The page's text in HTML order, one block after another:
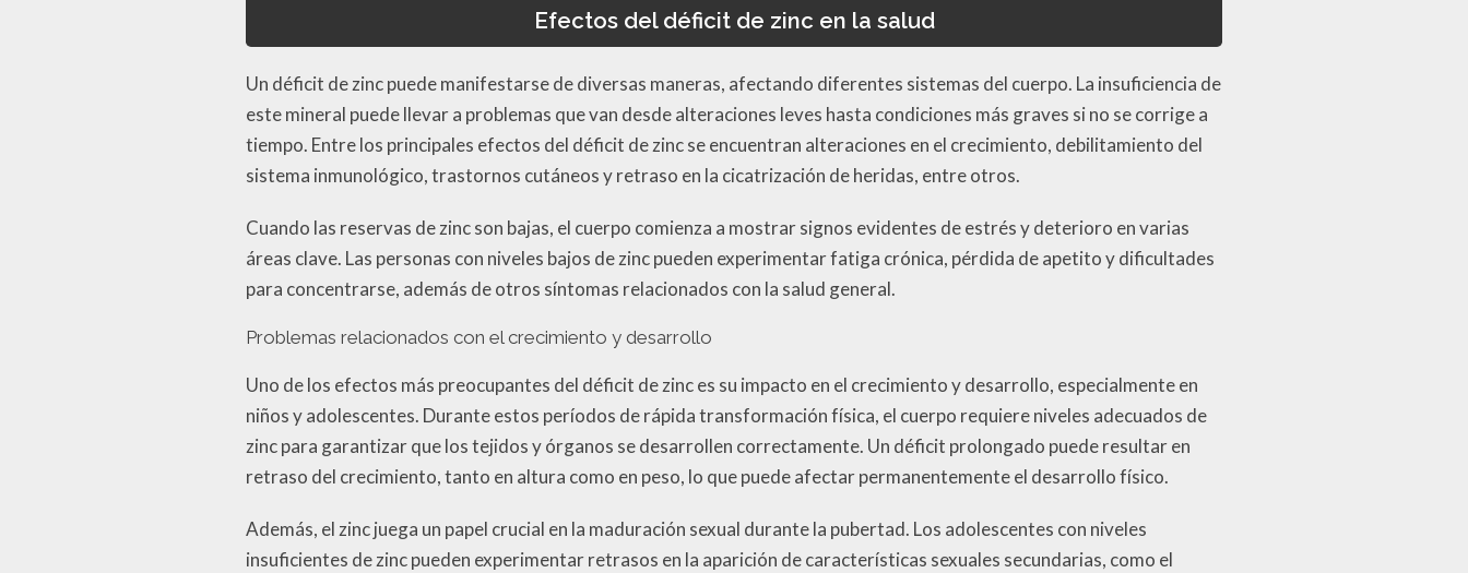
Efectos del déficit de zinc en la salud
Un déficit de zinc puede manifestarse de diversas maneras, afectando diferentes sistemas del cuerpo. La insuficiencia de
este mineral puede llevar a problemas que van desde alteraciones leves hasta condiciones más graves si no se corrige a
tiempo. Entre los principales efectos del déficit de zinc se encuentran alteraciones en el crecimiento, debilitamiento del
sistema inmunológico, trastornos cutáneos y retraso en la cicatrización de heridas, entre otros.
Cuando las reservas de zinc son bajas, el cuerpo comienza a mostrar signos evidentes de estrés y deterioro en varias
áreas clave. Las personas con niveles bajos de zinc pueden experimentar fatiga crónica, pérdida de apetito y dificultades
para concentrarse, además de otros síntomas relacionados con la salud general.
Problemas relacionados con el crecimiento y desarrollo
Uno de los efectos más preocupantes del déficit de zinc es su impacto en el crecimiento y desarrollo, especialmente en
niños y adolescentes. Durante estos períodos de rápida transformación física, el cuerpo requiere niveles adecuados de
zinc para garantizar que los tejidos y órganos se desarrollen correctamente. Un déficit prolongado puede resultar en
retraso del crecimiento, tanto en altura como en peso, lo que puede afectar permanentemente el desarrollo físico.
Además, el zinc juega un papel crucial en la maduración sexual durante la pubertad. Los adolescentes con niveles
insuficientes de zinc pueden experimentar retrasos en la aparición de características sexuales secundarias, como el